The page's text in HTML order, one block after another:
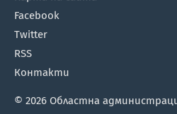
Facebook
Twitter
RSS
Контакти
© 2026 Областна